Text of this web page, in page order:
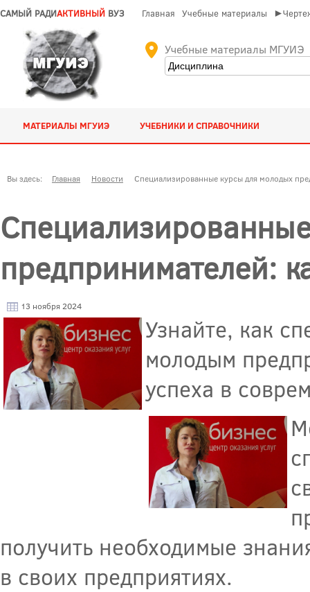
САМЫЙ РАДИАКТИВНЫЙ ВУЗ Главная Учебные материалы
Учебные материалы МГУИЭ
МАТЕРИАЛЫ МГУИЭ УЧЕБНИКИ И СПРАВОЧНИКИ
Вы здесь: Главная Новости Специализированные курсы для молодых
предпринимателей:
13 ноября 2024
Узнайте, как
молодым
успеха в
получить необходимые
в своих предприятиях.